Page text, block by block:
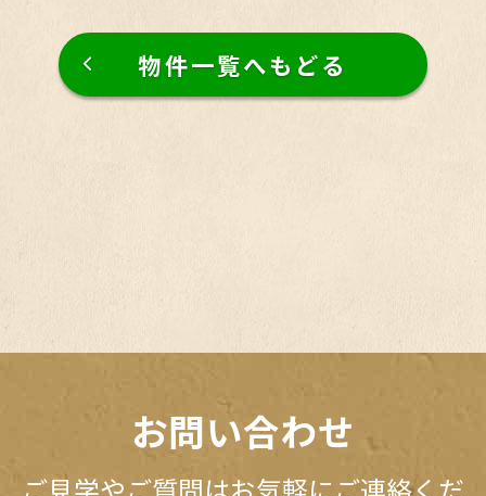
物件一覧へもどる
お問い合わせ
ご見学やご質問はお気軽にご連絡くだ